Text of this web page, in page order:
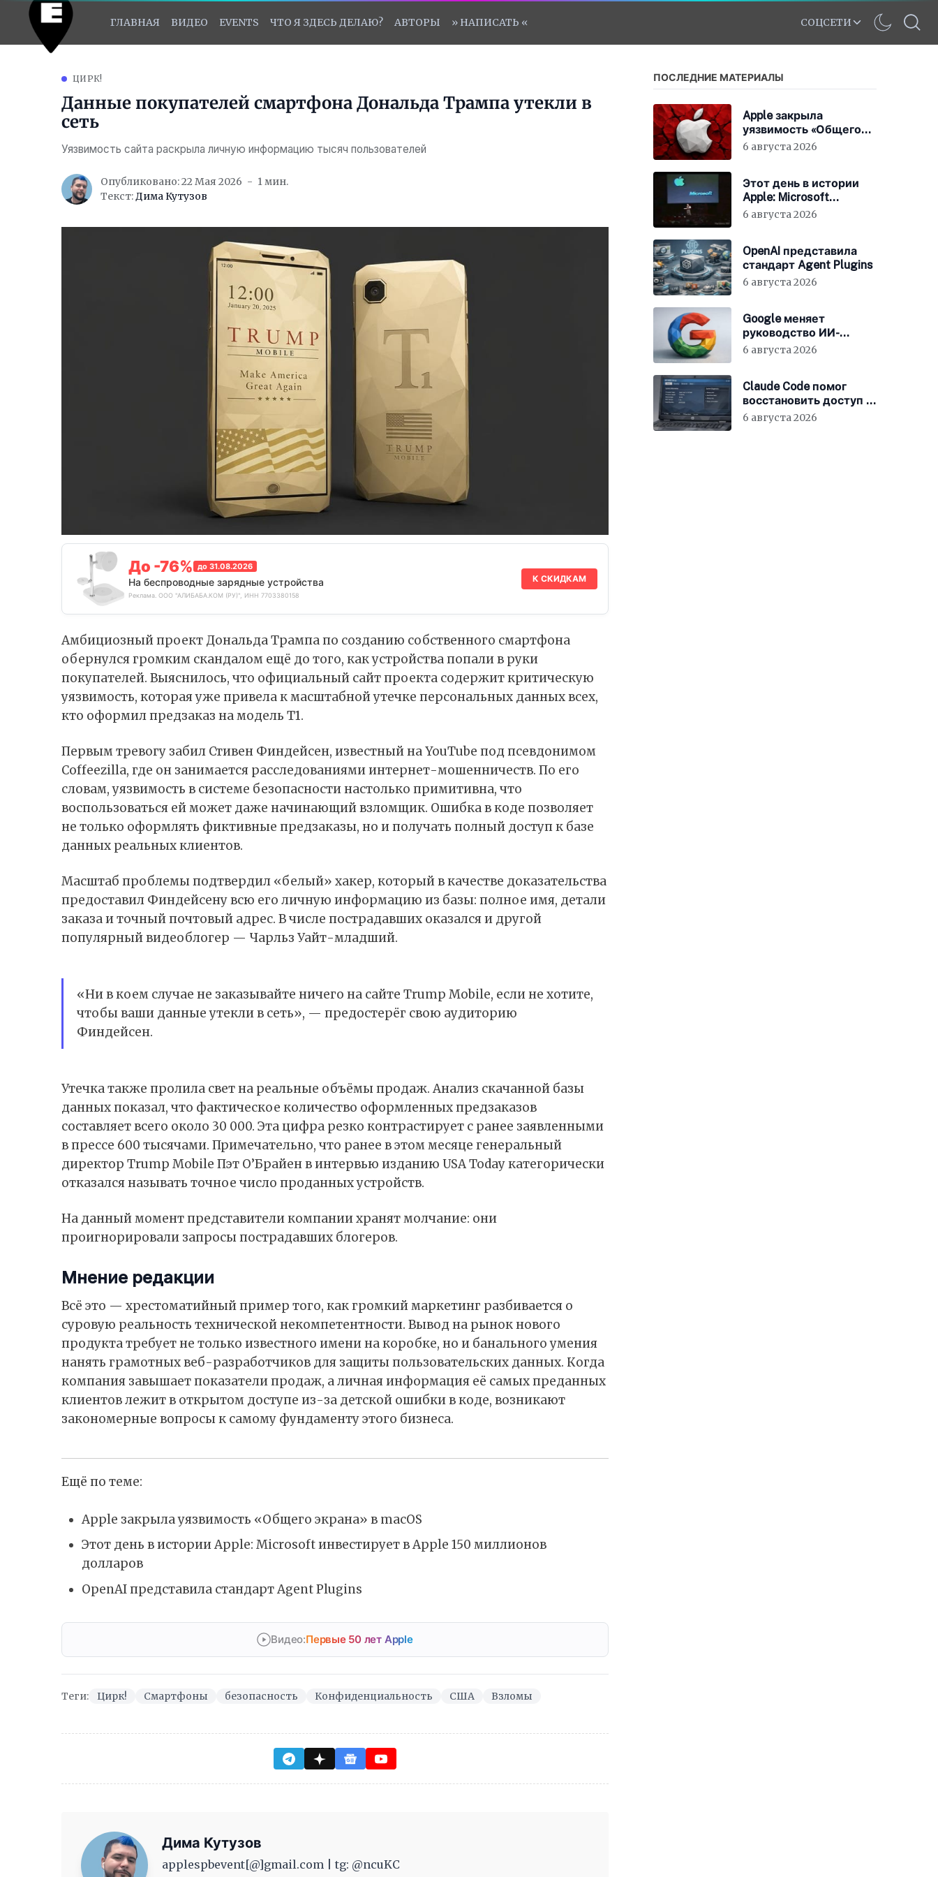
ГЛАВНАЯ ВИДЕО EVENTS ЧТО Я ЗДЕСЬ ДЕЛАЮ? АВТОРЫ » НАПИСАТЬ « СОЦСЕТИ
ЦИРК!
Данные покупателей смартфона Дональда Трампа утекли в
сеть
Уязвимость сайта раскрыла личную информацию тысяч пользователей
Опубликовано: 22 Мая 2026
1 мин.
Текст:Дима Кутузов
До -76% до 31.08.2026
На беспроводные зарядные устройства
Реклама. ООО "АЛИБАБА.КОМ (РУ)", ИНН 7703380158
К СКИДКАМ
Амбициозный проект Дональда Трампа по созданию собственного смартфона
обернулся громким скандалом ещё до того, как устройства попали в руки
покупателей. Выяснилось, что официальный сайт проекта содержит критическую
уязвимость, которая уже привела к масштабной утечке персональных данных всех,
кто оформил предзаказ на модель T1.
Первым тревогу забил Стивен Финдейсен, известный на YouTube под псевдонимом
Coffeezilla, где он занимается расследованиями интернет-мошенничеств. По его
словам, уязвимость в системе безопасности настолько примитивна, что
воспользоваться ей может даже начинающий взломщик. Ошибка в коде позволяет
не только оформлять фиктивные предзаказы, но и получать полный доступ к базе
данных реальных клиентов.
Масштаб проблемы подтвердил «белый» хакер, который в качестве доказательства
предоставил Финдейсену всю его личную информацию из базы: полное имя, детали
заказа и точный почтовый адрес. В числе пострадавших оказался и другой
популярный видеоблогер — Чарльз Уайт-младший.
«Ни в коем случае не заказывайте ничего на сайте Trump Mobile, если не хотите,
чтобы ваши данные утекли в сеть», — предостерёг свою аудиторию
Финдейсен.
Утечка также пролила свет на реальные объёмы продаж. Анализ скачанной базы
данных показал, что фактическое количество оформленных предзаказов
составляет всего около 30 000. Эта цифра резко контрастирует с ранее заявленными
в прессе 600 тысячами. Примечательно, что ранее в этом месяце генеральный
директор Trump Mobile Пэт О’Брайен в интервью изданию USA Today категорически
отказался называть точное число проданных устройств.
На данный момент представители компании хранят молчание: они
проигнорировали запросы пострадавших блогеров.
Мнение редакции
Всё это — хрестоматийный пример того, как громкий маркетинг разбивается о
суровую реальность технической некомпетентности. Вывод на рынок нового
продукта требует не только известного имени на коробке, но и банального умения
нанять грамотных веб-разработчиков для защиты пользовательских данных. Когда
компания завышает показатели продаж, а личная информация её самых преданных
клиентов лежит в открытом доступе из-за детской ошибки в коде, возникают
закономерные вопросы к самому фундаменту этого бизнеса.
Ещё по теме:
Apple закрыла уязвимость «Общего экрана» в macOS
Этот день в истории Apple: Microsoft инвестирует в Apple 150 миллионов
долларов
OpenAI представила стандарт Agent Plugins
Видео:Первые 50 лет Apple
Теги: Цирк! Смартфоны безопасность Конфиденциальность США Взломы
Дима Кутузов
applespbevent[@]gmail.com | tg: @ncuKC
ПОСЛЕДНИЕ МАТЕРИАЛЫ
Apple закрыла
уязвимость «Общего
экрана» в macOS
6 августа 2026
Этот день в истории
Apple: Microsoft
инвестирует в Apple
6 августа 2026
OpenAI представила
стандарт Agent Plugins
6 августа 2026
Google меняет
руководство ИИ-
направления
6 августа 2026
Claude Code помог
восстановить доступ к
BIOS ноутбука
6 августа 2026